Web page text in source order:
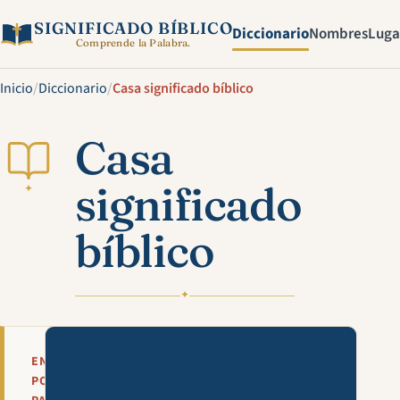
SIGNIFICADO BÍBLICO
Comprende la Palabra. DiccionarioNombres
Inicio/Diccionario/Casa significado bíblico
✦
Casa
significado
bíblico
✦
EN
POCAS
Mira esta explicación en